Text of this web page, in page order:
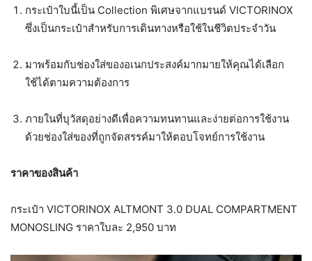
กระเป๋าใบนี้เป็น Collection พิเศษจากแบรนด์ VICTORINOX
ซึ่งเป็นกระเป๋าสำหรับการเดินทางหรือใช้ในชีวิตประจำวัน
มาพร้อมกับช่องใส่ของอเนกประสงค์มากมายให้คุณได้เลือก
ใช้ได้ตามความต้องการ
ภายในที่บุวัสดุอย่างดีเพื่อความทนทานและง่ายต่อการใช้งาน
ด้วยช่องใส่ของที่ถูกจัดสรรค์มาให้ตอบโจทย์การใช้งาน
ราคาของสินค้า
กระเป๋า VICTORINOX ALTMONT 3.0 DUAL COMPARTMENT
MONOSLING ราคาใบละ 2,950 บาท